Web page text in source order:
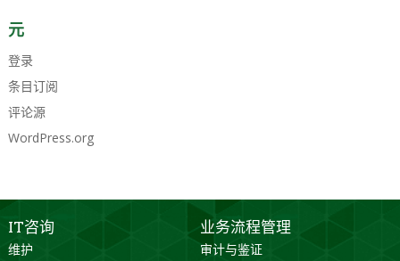
元
登录
条目订阅
评论源
WordPress.org
IT咨询
维护
业务流程管理
审计与鉴证